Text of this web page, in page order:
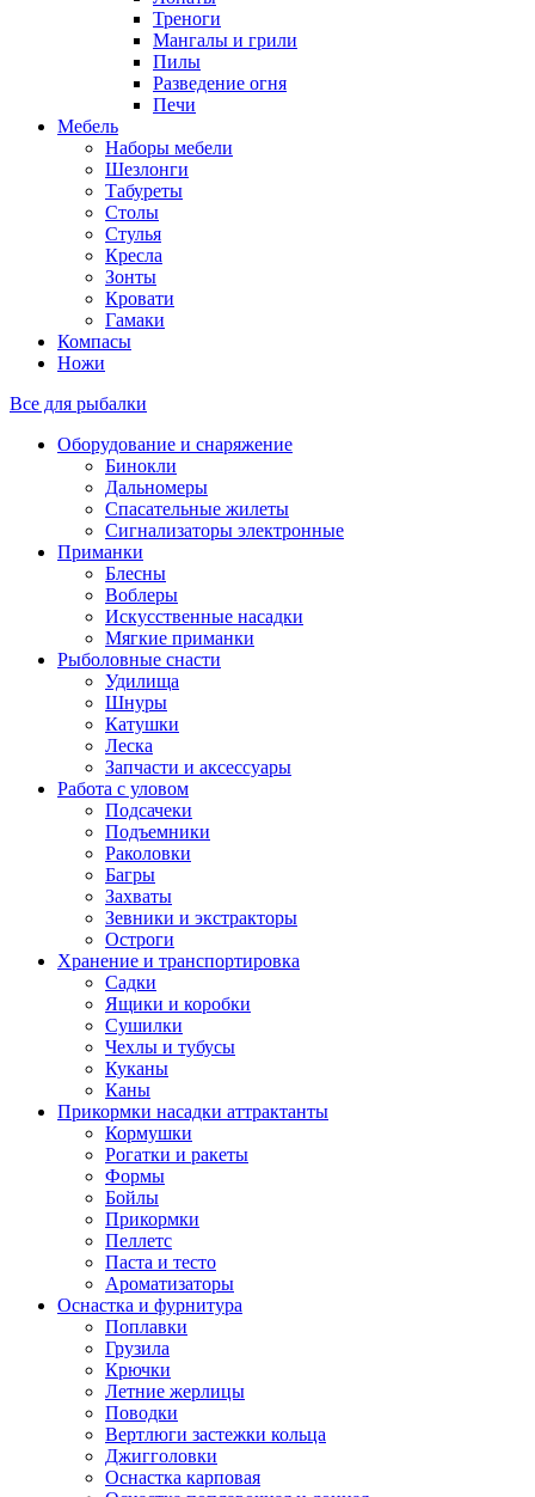
Треноги
Мангалы и грили
Пилы
Разведение огня
Печи
Мебель
Наборы мебели
Шезлонги
Табуреты
Столы
Стулья
Кресла
Зонты
Кровати
Гамаки
Компасы
Ножи
Все для рыбалки
Оборудование и снаряжение
Бинокли
Дальномеры
Спасательные жилеты
Сигнализаторы электронные
Приманки
Блесны
Воблеры
Искусственные насадки
Мягкие приманки
Рыболовные снасти
Удилища
Шнуры
Катушки
Леска
Запчасти и аксессуары
Работа с уловом
Подсачеки
Подъемники
Раколовки
Багры
Захваты
Зевники и экстракторы
Остроги
Хранение и транспортировка
Садки
Ящики и коробки
Сушилки
Чехлы и тубусы
Куканы
Каны
Прикормки насадки аттрактанты
Кормушки
Рогатки и ракеты
Формы
Бойлы
Прикормки
Пеллетс
Паста и тесто
Ароматизаторы
Оснастка и фурнитура
Поплавки
Грузила
Крючки
Летние жерлицы
Поводки
Вертлюги застежки кольца
Джигголовки
Оснастка карповая